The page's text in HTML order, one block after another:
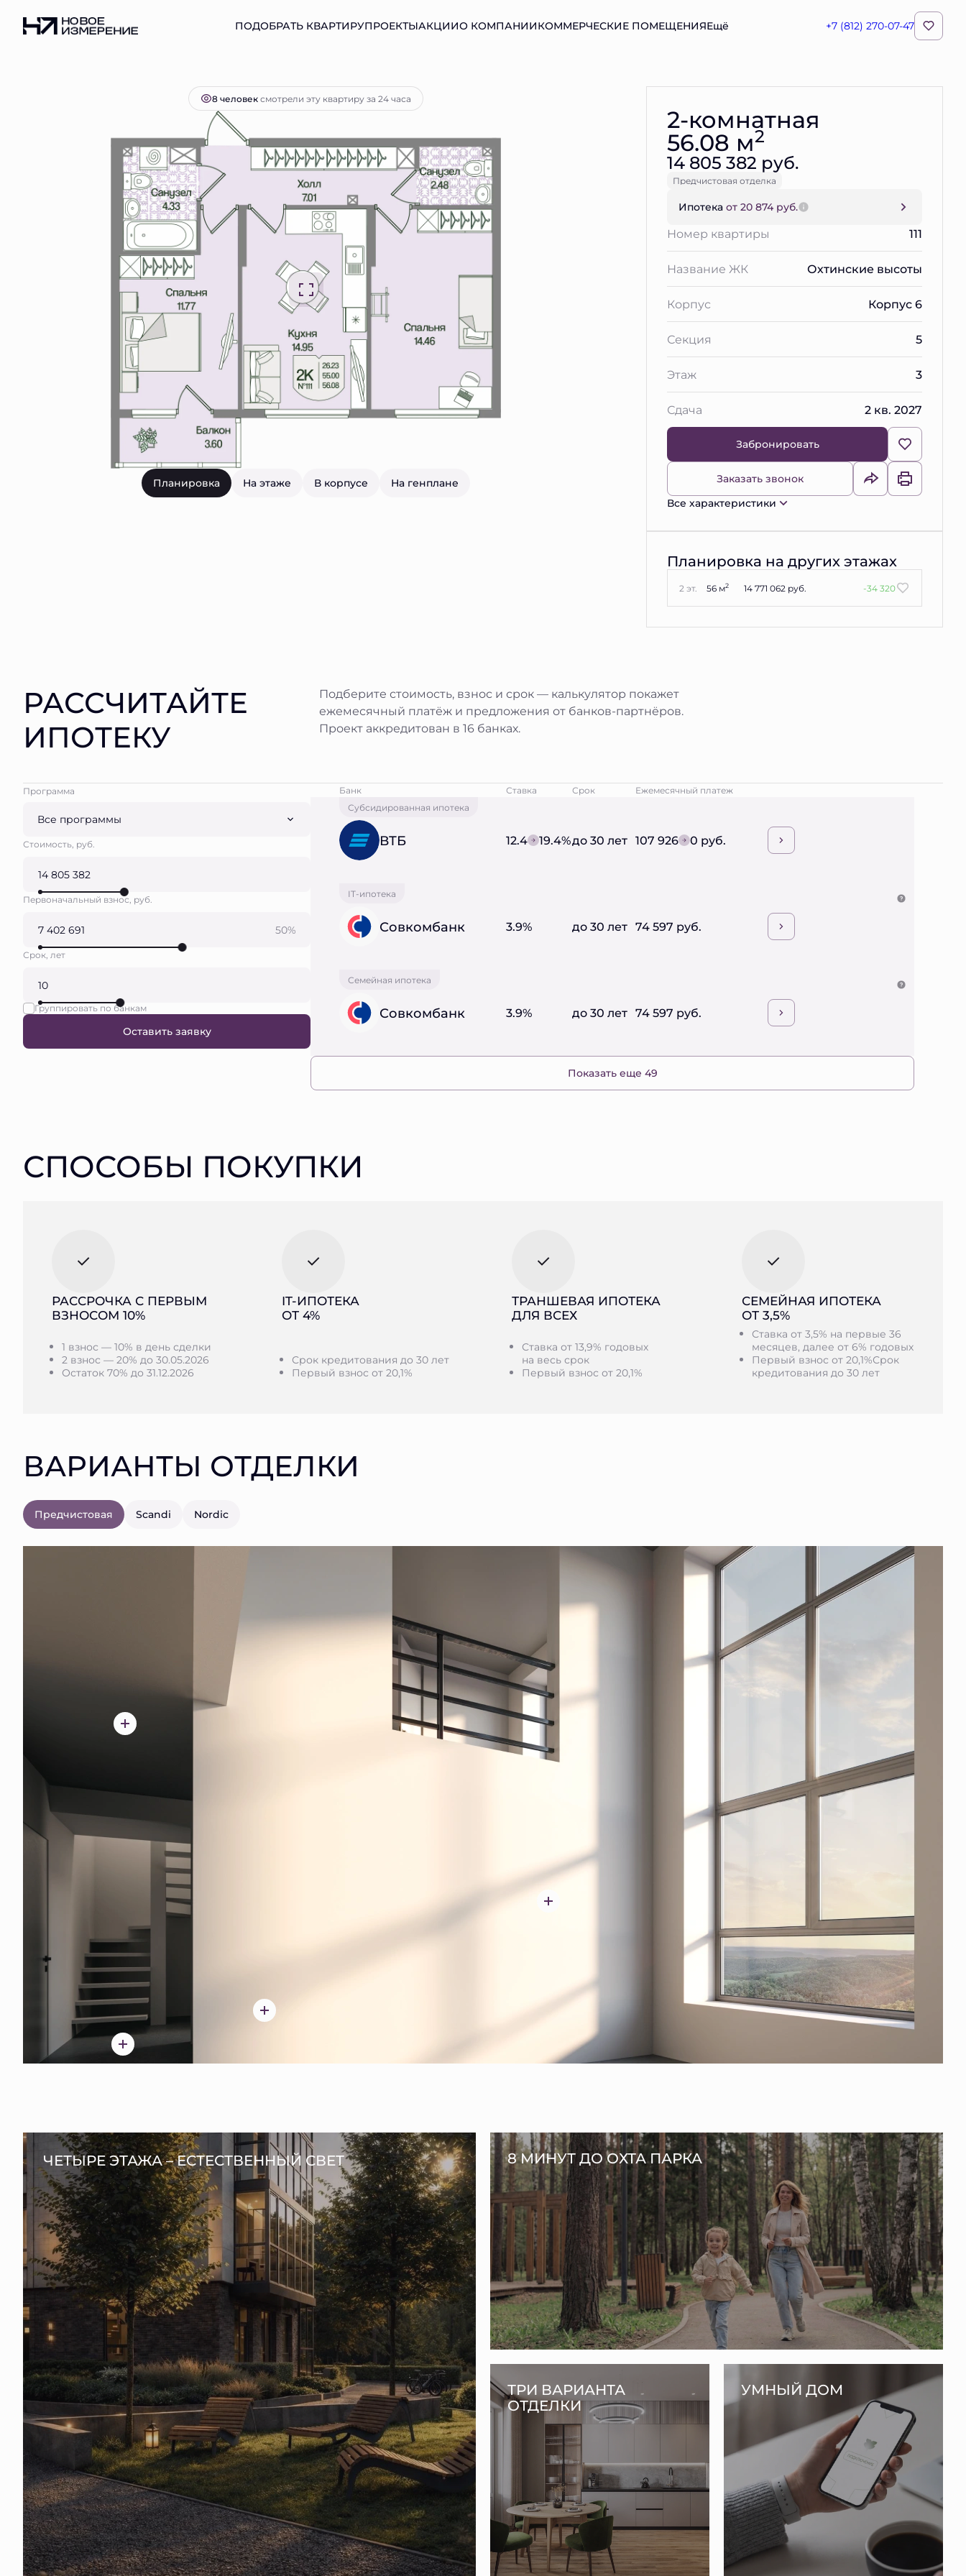
ПОДОБРАТЬ КВАРТИРУПРОЕКТЫАКЦИИО КОМПАНИИКОММЕРЧЕСКИЕ ПОМЕЩЕНИЯЕщё +7 (812) 270-07-47
2-комнатная56.08 м 14 805 382 руб.Ипотекаот 20 874 руб. Забронировать
8 человексмотрели эту квартиру за 24 часа
Планировка На этаже В корпусе На генплане
2-комнатная
56.08 м2
14 805 382 руб.
Предчистовая отделка
Ипотека от 20 874 руб.
Номер квартиры 111
Название ЖК Охтинские высоты
Корпус Корпус 6
Секция 5
Этаж 3
Сдача 2 кв. 2027
Забронировать
Заказать звонок
Все характеристики
Планировка на других этажах
2 эт. 56 м2 14 771 062 руб. -34 320
РАССЧИТАЙТЕ
ИПОТЕКУ
Подберите стоимость, взнос и срок — калькулятор покажет
ежемесячный платёж и предложения от банков-партнёров.
Проект аккредитован в 16 банках.
Программа
Все программы
Стоимость, руб.
Первоначальный взнос, руб.
50%
Срок, лет
Группировать по банкам
Оставить заявку
Банк Ставка Срок
Ежемесячный платеж
Субсидированная ипотека
ВТБ 12.4 19.4%до 30 лет 107 926 0 руб.
IT-ипотека
Совкомбанк 3.9% до 30 лет 74 597 руб.
Семейная ипотека
Совкомбанк 3.9% до 30 лет 74 597 руб.
Показать еще 49
СПОСОБЫ ПОКУПКИ
РАССРОЧКА С ПЕРВЫМ
ВЗНОСОМ 10%
1 взнос — 10% в день сделки
2 взнос — 20% до 30.05.2026
Остаток 70% до 31.12.2026
IT-ИПОТЕКА
ОТ 4%
Срок кредитования до 30 лет
Первый взнос от 20,1%
ТРАНШЕВАЯ ИПОТЕКА
ДЛЯ ВСЕХ
Ставка от 13,9% годовых
на весь срок
Первый взнос от 20,1%
СЕМЕЙНАЯ ИПОТЕКА
ОТ 3,5%
Ставка от 3,5% на первые 36
месяцев, далее от 6% годовых
Первый взнос от 20,1%Срок
кредитования до 30 лет
ВАРИАНТЫ ОТДЕЛКИ
Предчистовая Scandi Nordic
ЧЕТЫРЕ ЭТАЖА – ЕСТЕСТВЕННЫЙ СВЕТ 8 МИНУТ ДО ОХТА ПАРКА
ТРИ ВАРИАНТА
ОТДЕЛКИ
УМНЫЙ ДОМ